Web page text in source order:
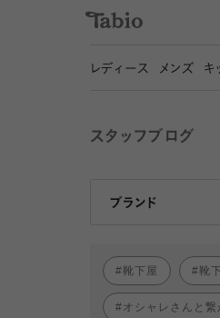
レディース メンズ キ
スタッフブログ
ブランド
Tabio
靴下屋 靴
オシャレさんと繋